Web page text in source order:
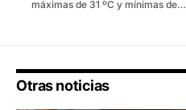
máximas de 31 ºC y mínimas de…
Otras noticias